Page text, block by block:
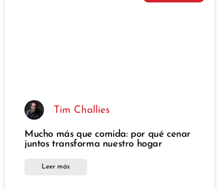
Tim Challies
Mucho más que comida: por qué cenar
juntos transforma nuestro hogar
Leer más